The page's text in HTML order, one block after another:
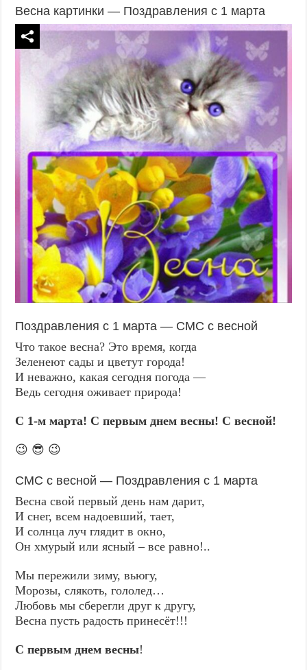
Весна картинки — Поздравления с 1 марта
Поздравления с 1 марта — СМС с весной
Что такое весна? Это время, когда
Зеленеют сады и цветут города!
И неважно, какая сегодня погода —
Ведь сегодня оживает природа!
С 1-м марта! С первым днем весны! С весной!
😉 😎 😉
СМС с весной — Поздравления с 1 марта
Весна свой первый день нам дарит,
И снег, всем надоевший, тает,
И солнца луч глядит в окно,
Он хмурый или ясный – все равно!..
Мы пережили зиму, вьюгу,
Морозы, слякоть, гололед…
Любовь мы сберегли друг к другу,
Весна пусть радость принесёт!!!
С первым днем весны!